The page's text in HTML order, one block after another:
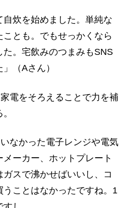
自炊を始めました。単純な
とも。でもせっかくなら
。宅飲みのつまみもSNS
（Aさん）
電をそろえることで力を補
なかった電子レンジや電気
ーカー、ホットプレート
スで沸かせばいいし、コ
ことはなかったですね。1